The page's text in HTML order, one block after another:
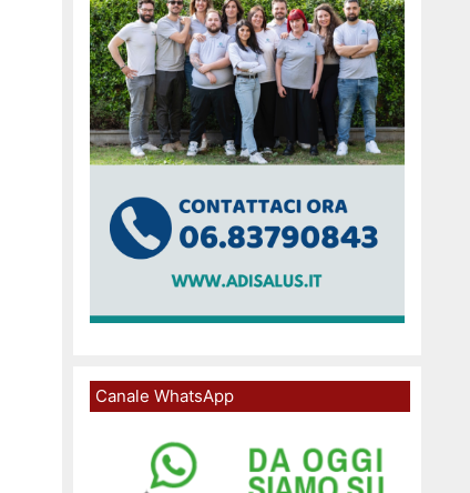
Canale WhatsApp